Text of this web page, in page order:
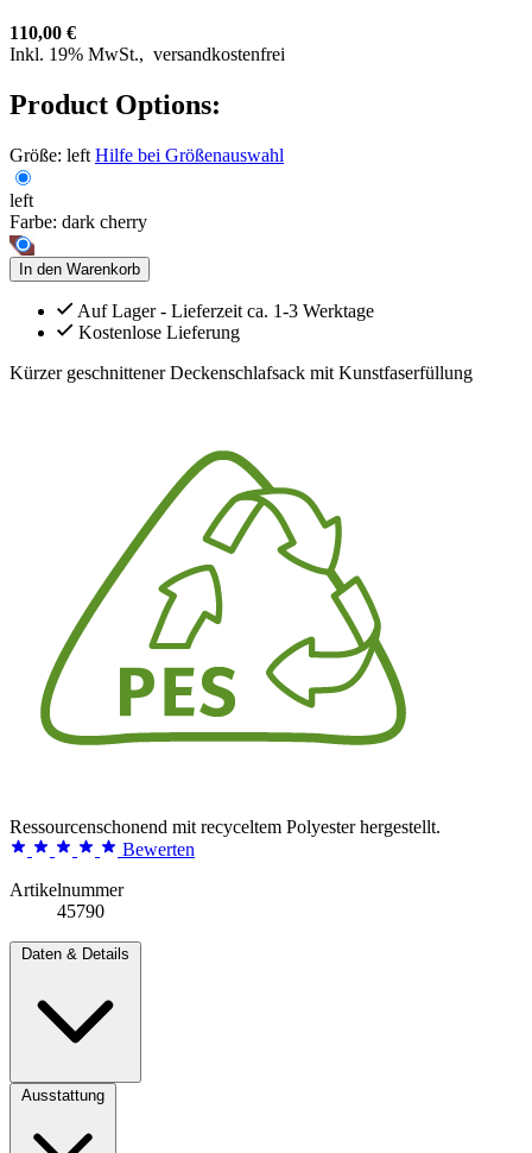
110,00 €
Inkl. 19% MwSt., versandkostenfrei
Product Options:
Größe: left Hilfe bei Größenauswahl
left
Farbe: dark cherry
In den Warenkorb
Auf Lager - Lieferzeit ca. 1-3 Werktage
Kostenlose Lieferung
Kürzer geschnittener Deckenschlafsack mit Kunstfaserfüllung
Ressourcenschonend mit recyceltem Polyester hergestellt.
Bewerten
Artikelnummer
45790
Daten & Details
Ausstattung